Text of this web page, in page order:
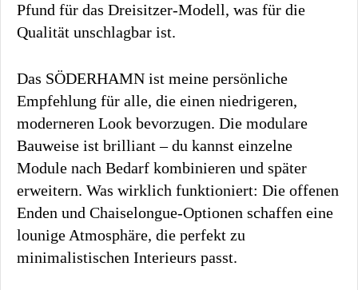
Pfund für das Dreisitzer-Modell, was für die
Qualität unschlagbar ist.
Das SÖDERHAMN ist meine persönliche
Empfehlung für alle, die einen niedrigeren,
moderneren Look bevorzugen. Die modulare
Bauweise ist brilliant – du kannst einzelne
Module nach Bedarf kombinieren und später
erweitern. Was wirklich funktioniert: Die offenen
Enden und Chaiselongue-Optionen schaffen eine
lounige Atmosphäre, die perfekt zu
minimalistischen Interieurs passt.